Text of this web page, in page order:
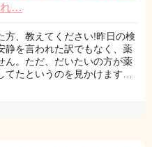
れ…
方、教えてください!昨日の検
静を言われた訳でもなく、薬
ん。ただ、だいたいの方が薬
てたというのを見かけます…